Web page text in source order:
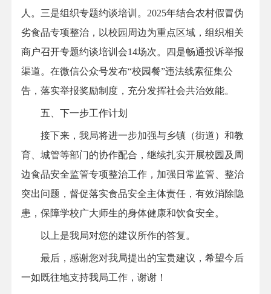
人。三是组织专题约谈培训。2025年结合农村假冒伪
劣食品专项整治，以校园周边为重点区域，组织相关
商户召开专题约谈培训会14场次。四是畅通投诉举报
渠道。在微信公众号发布“校园餐”违法线索征集公
告，落实举报奖励制度，充分发挥社会共治效能。
五、下一步工作计划
接下来，我局将进一步加强与乡镇（街道）和教
育、城管等部门的协作配合，继续扎实开展校园及周
边食品安全监管专项整治工作，加强日常监管、整治
突出问题，督促落实食品安全主体责任，有效消除隐
患，保障学校广大师生的身体健康和饮食安全。
以上是我局对您的建议所作的答复。
最后，感谢您对我局提出的宝贵建议，希望今后
一如既往地支持我局工作，谢谢！